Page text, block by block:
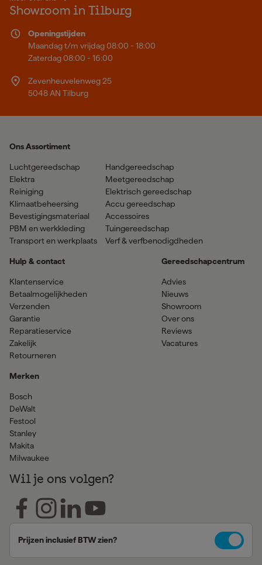
Showroom in Tilburg
Openingstijden
Maandag t/m vrijdag 08:00 - 18:00
Zaterdag 08:00 - 16:00
Zevenheuvelenweg 25
5048 AN Tilburg
Ons Assortiment
Luchtgereedschap
Elektra
Reiniging
Klimaatbeheersing
Bevestigingsmateriaal
PBM en werkkleding
Transport en werkplaats
Handgereedschap
Meetgereedschap
Elektrisch gereedschap
Accu gereedschap
Accessoires
Tuingereedschap
Verf & verfbenodigdheden
Hulp & contact
Klantenservice
Betaalmogelijkheden
Verzenden
Garantie
Reparatieservice
Zakelijk
Retourneren
Merken
Bosch
DeWalt
Festool
Stanley
Makita
Milwaukee
Gereedschapcentrum
Advies
Nieuws
Showroom
Over ons
Reviews
Vacatures
Wil je ons volgen?
Prijzen inclusief BTW zien?